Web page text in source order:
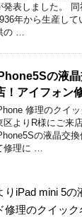
発表しました。
年から生産し
の …
の液
！アイフォン
修理のクイ
区よりR様にご来
の液晶交
修理に …
りiPad mini 5の
修理のクイック